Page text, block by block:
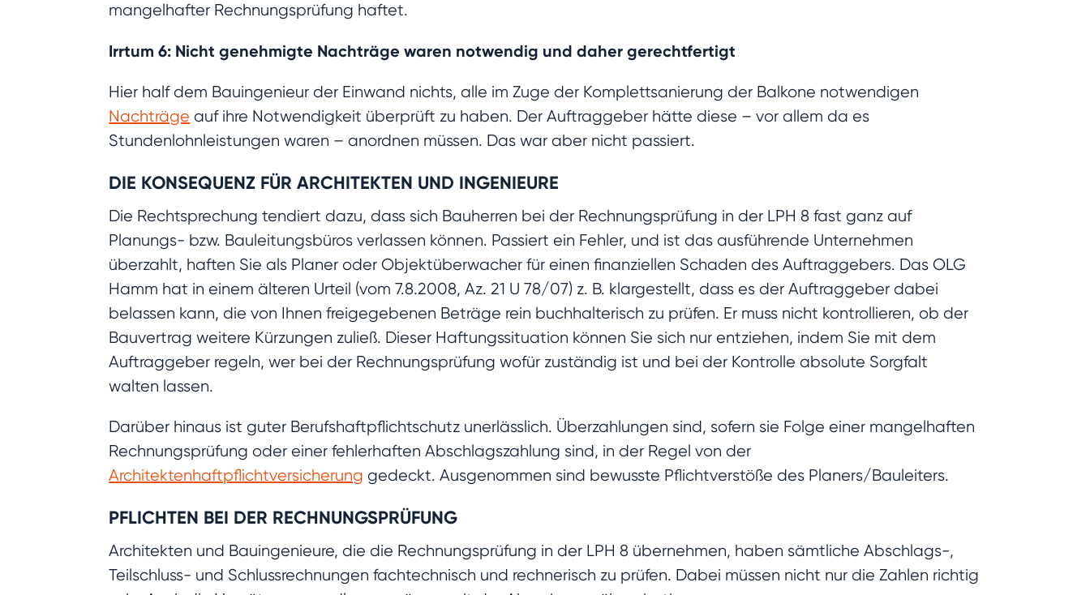
mangelhafter Rechnungsprüfung haftet.
Irrtum 6: Nicht genehmigte Nachträge waren notwendig und daher gerechtfertigt
Hier half dem Bauingenieur der Einwand nichts, alle im Zuge der Komplettsanierung der Balkone notwendigen
Nachträge auf ihre Notwendigkeit überprüft zu haben. Der Auftraggeber hätte diese – vor allem da es
Stundenlohnleistungen waren – anordnen müssen. Das war aber nicht passiert.
DIE KONSEQUENZ FÜR ARCHITEKTEN UND INGENIEURE
Die Rechtsprechung tendiert dazu, dass sich Bauherren bei der Rechnungsprüfung in der LPH 8 fast ganz auf
Planungs- bzw. Bauleitungsbüros verlassen können. Passiert ein Fehler, und ist das ausführende Unternehmen
überzahlt, haften Sie als Planer oder Objektüberwacher für einen finanziellen Schaden des Auftraggebers. Das OLG
Hamm hat in einem älteren Urteil (vom 7.8.2008, Az. 21 U 78/07) z. B. klargestellt, dass es der Auftraggeber dabei
belassen kann, die von Ihnen freigegebenen Beträge rein buchhalterisch zu prüfen. Er muss nicht kontrollieren, ob der
Bauvertrag weitere Kürzungen zuließ. Dieser Haftungssituation können Sie sich nur entziehen, indem Sie mit dem
Auftraggeber regeln, wer bei der Rechnungsprüfung wofür zuständig ist und bei der Kontrolle absolute Sorgfalt
walten lassen.
Darüber hinaus ist guter Berufshaftpflichtschutz unerlässlich. Überzahlungen sind, sofern sie Folge einer mangelhaften
Rechnungsprüfung oder einer fehlerhaften Abschlagszahlung sind, in der Regel von der
Architektenhaftpflichtversicherung gedeckt. Ausgenommen sind bewusste Pflichtverstöße des Planers/Bauleiters.
PFLICHTEN BEI DER RECHNUNGSPRÜFUNG
Architekten und Bauingenieure, die die Rechnungsprüfung in der LPH 8 übernehmen, haben sämtliche Abschlags-,
Teilschluss- und Schlussrechnungen fachtechnisch und rechnerisch zu prüfen. Dabei müssen nicht nur die Zahlen richtig